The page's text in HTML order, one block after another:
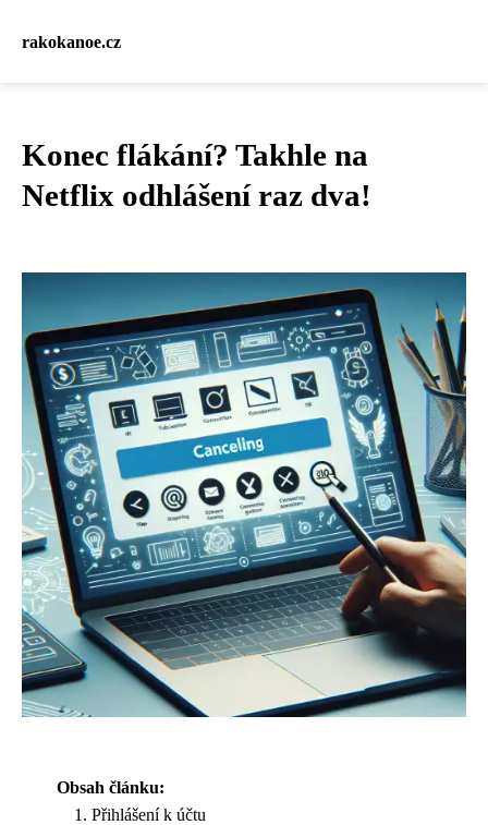
rakokanoe.cz
Konec flákání? Takhle na
Netflix odhlášení raz dva!
Obsah článku:
Přihlášení k účtu